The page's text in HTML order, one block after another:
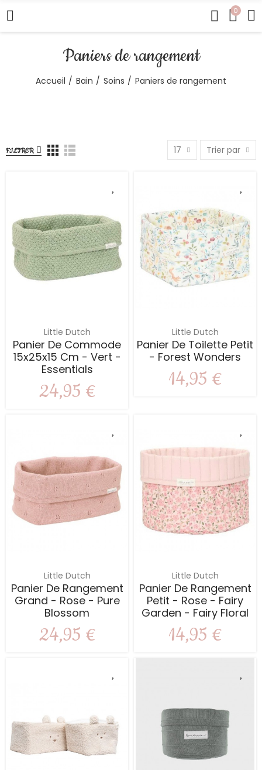
0
Paniers de rangement
Accueil Bain Soins Paniers de rangement
FILTRER 17 Trier par
Little Dutch
Panier De Commode
15x25x15 Cm - Vert -
Essentials
24,95 €
Little Dutch
Panier De Toilette Petit
- Forest Wonders
14,95 €
Little Dutch
Panier De Rangement
Grand - Rose - Pure
Blossom
24,95 €
Little Dutch
Panier De Rangement
Petit - Rose - Fairy
Garden - Fairy Floral
14,95 €